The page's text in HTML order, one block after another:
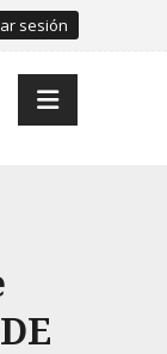
sesión